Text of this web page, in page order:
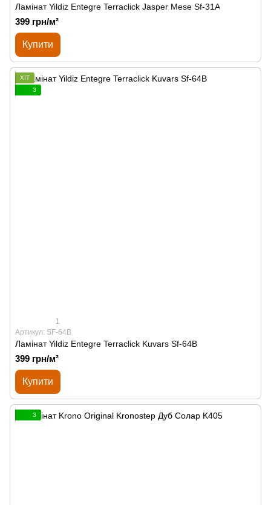
Ламінат Yildiz Entegre Terraclick Jasper Mese Sf-31A
399 грн/м²
Купити
ХІТ
3
1
Артикул: SF-64B
Ламінат Yildiz Entegre Terraclick Kuvars Sf-64B
399 грн/м²
Купити
3